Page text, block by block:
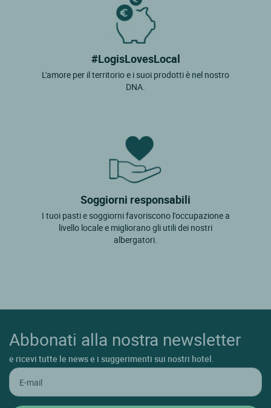
#LogisLovesLocal
L'amore per il territorio e i suoi prodotti è nel nostro
DNA.
Soggiorni responsabili
I tuoi pasti e soggiorni favoriscono l'occupazione a
livello locale e migliorano gli utili dei nostri
albergatori.
Abbonati alla nostra newsletter
e ricevi tutte le news e i suggerimenti sui nostri hotel.